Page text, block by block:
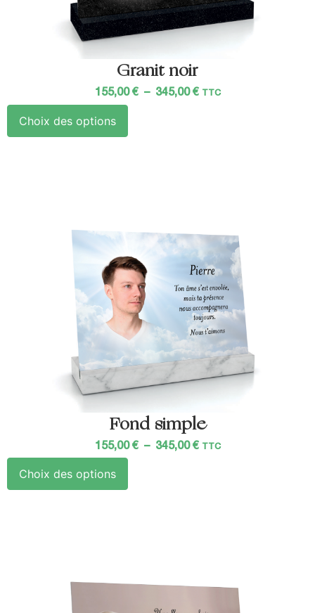
Granit noir
155,00 € – 345,00 € TTC
Choix des options
Fond simple
155,00 € – 345,00 € TTC
Choix des options